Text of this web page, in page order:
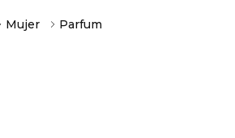
Mujer Parfum